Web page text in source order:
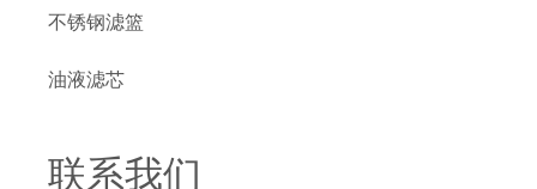
不锈钢滤篮
油液滤芯
联系我们